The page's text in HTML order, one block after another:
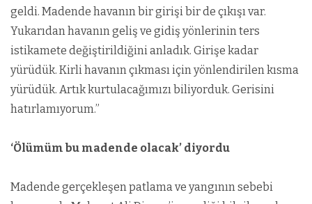
geldi. Madende havanın bir girişi bir de çıkışı var.
Yukarıdan havanın geliş ve gidiş yönlerinin ters
istikamete değiştirildiğini anladık. Girişe kadar
yürüdük. Kirli havanın çıkması için yönlendirilen kısma
yürüdük. Artık kurtulacağımızı biliyorduk. Gerisini
hatırlamıyorum.”
‘Ölümüm bu madende olacak’ diyordu
Madende gerçekleşen patlama ve yangının sebebi